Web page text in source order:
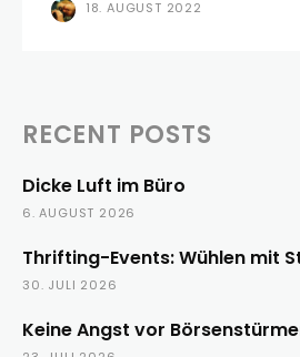
18. AUGUST 2022
RECENT POSTS
Dicke Luft im Büro
6. AUGUST 2026
Thrifting-Events: Wühlen mit
30. JULI 2026
Keine Angst vor